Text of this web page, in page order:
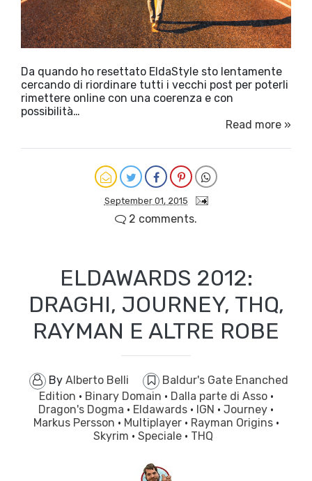
Da quando ho resettato EldaStyle sto lentamente
cercando di riordinare tutti i vecchi post per poterli
rimettere online con una coerenza e con
possibilità…
Read more »
September 01, 2015
2 comments.
ELDAWARDS 2012:
DRAGHI, JOURNEY, THQ,
RAYMAN E ALTRE ROBE
By Alberto Belli
Baldur's Gate Enanched
Edition · Binary Domain · Dalla parte di Asso ·
Dragon's Dogma · Eldawards · IGN · Journey ·
Markus Persson · Multiplayer · Rayman Origins ·
Skyrim · Speciale · THQ